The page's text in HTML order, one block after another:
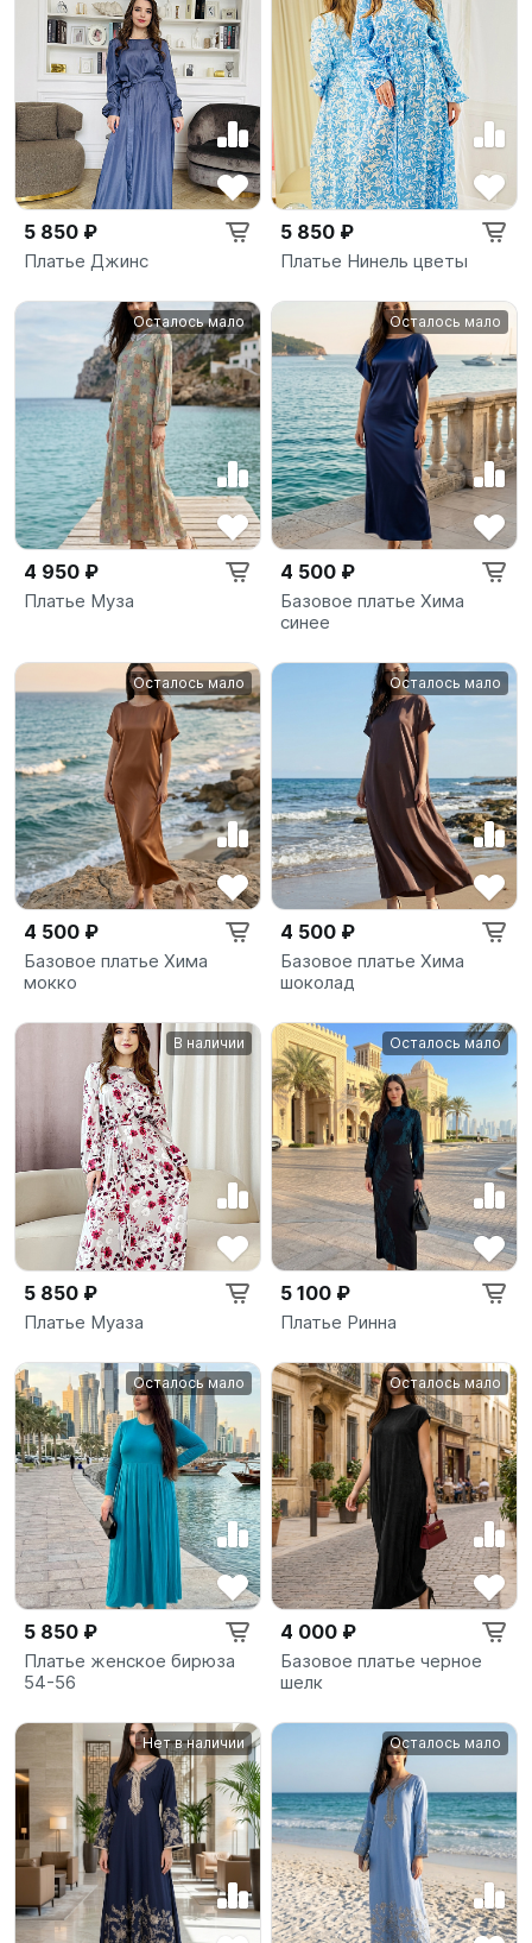
5 850 ₽
Платье Джинс
5 850 ₽
Платье Нинель цветы
Осталось мало
4 950 ₽
Платье Муза
Осталось мало
4 500 ₽
Базовое платье Хима
синее
Осталось мало
4 500 ₽
Базовое платье Хима
мокко
Осталось мало
4 500 ₽
Базовое платье Хима
шоколад
В наличии
5 850 ₽
Платье Муаза
Осталось мало
5 100 ₽
Платье Ринна
Осталось мало
5 850 ₽
Платье женское бирюза
54-56
Осталось мало
4 000 ₽
Базовое платье черное
шелк
Нет в наличии Осталось мало